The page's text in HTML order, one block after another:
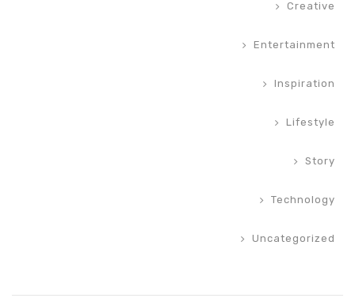
Creative
Entertainment
Inspiration
Lifestyle
Story
Technology
Uncategorized